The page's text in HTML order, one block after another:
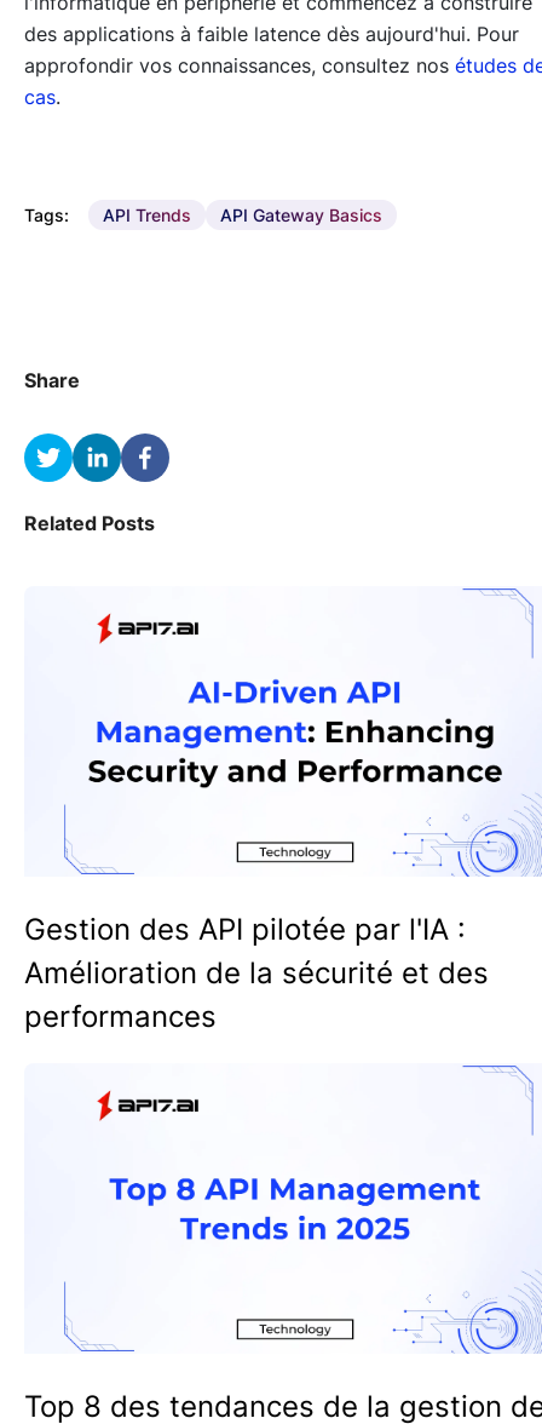
des applications à faible latence dès aujourd'hui. Pour
approfondir vos connaissances, consultez nos études
cas.
Tags: API Trends API Gateway Basics
Share
Related Posts
Gestion des API pilotée par l'IA :
Amélioration de la sécurité et des
performances
Top 8 des tendances de la gestion